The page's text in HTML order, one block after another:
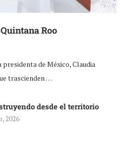
Roo
de México, Claudia
trascienden …
desde el territorio
2026